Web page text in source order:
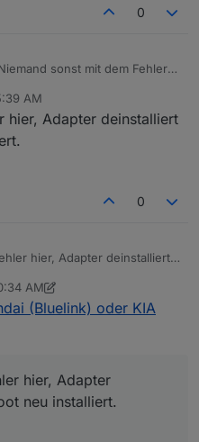
0
sonst mit dem Fehler?
AM
hier, Adapter deinstalliert
0
hier, Adapter deinstalliert
AM
2021, 12:35 PM
(Bluelink) oder KIA
hier, Adapter
neu installiert.